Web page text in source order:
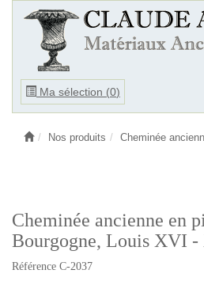
Ma sélection (0)
Ouvrir
le
Nos produits Cheminée
Cheminée ancienne en
Bourgogne, Louis XVI
Référence C-2037